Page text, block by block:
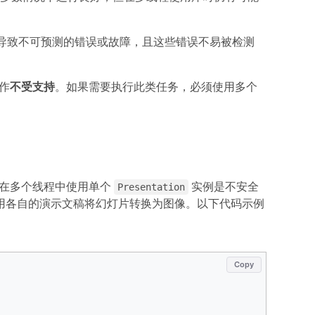
不可预测的错误或故障，且这些错误不易被检测
不受支持。如果需要执行此类任务，必须使用多个
多个线程中使用单个 Presentation
实例是不安全
自的演示文稿将幻灯片转换为图像。以下代码示例
Copy